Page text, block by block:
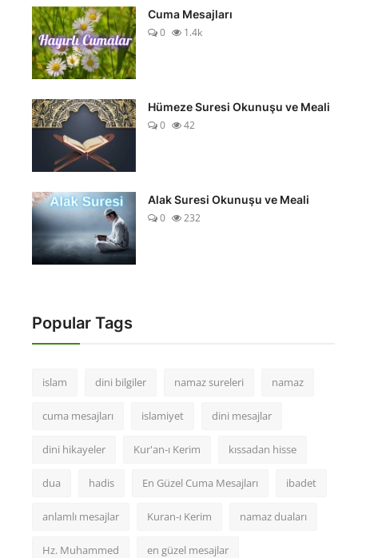
Cuma Mesajları
0
1.4k
Hümeze Suresi Okunuşu ve Meali
0
42
Alak Suresi Okunuşu ve Meali
0
232
Popular Tags
islam dini bilgiler namaz sureleri namaz
cuma mesajları islamiyet dini mesajlar
dini hikayeler Kur'an-ı Kerim kıssadan hisse
dua hadis En Güzel Cuma Mesajları ibadet
anlamlı mesajlar Kuran-ı Kerim namaz duaları
Hz. Muhammed en güzel mesajlar